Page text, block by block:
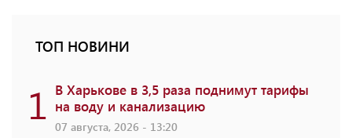
ТОП НОВИНИ
1 В Харькове в 3,5 раза поднимут тарифы
на воду и канализацию
07 августа, 2026 - 13:20